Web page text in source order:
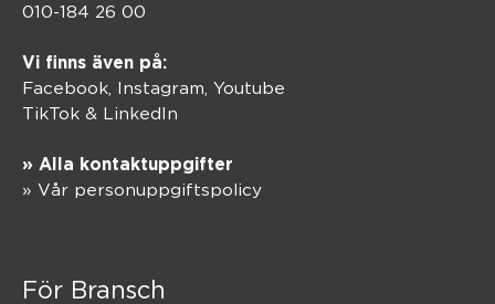
010-184 26 00
Vi finns även på:
Facebook, Instagram Youtube
TikTok & LinkedIn
» Alla kontaktuppgifter
» Vår personuppgiftspolicy
För Bransch